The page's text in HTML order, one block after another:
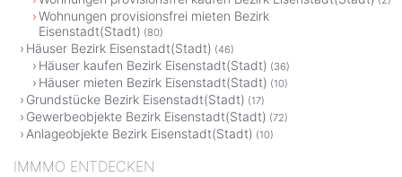
Wohnungen provisionsfrei mieten Bezirk
Eisenstadt(Stadt) (80)
Häuser Bezirk Eisenstadt(Stadt) (46)
Häuser kaufen Bezirk Eisenstadt(Stadt) (36)
Häuser mieten Bezirk Eisenstadt(Stadt) (10)
Grundstücke Bezirk Eisenstadt(Stadt) (17)
Gewerbeobjekte Bezirk Eisenstadt(Stadt) (72)
Anlageobjekte Bezirk Eisenstadt(Stadt) (10)
IMMMO ENTDECKEN